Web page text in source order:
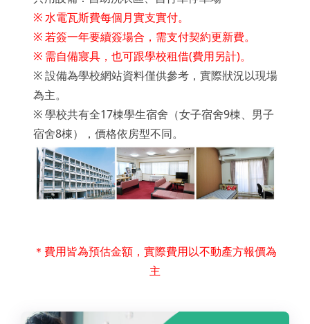
※ 水電瓦斯費每個月實支實付。
※ 若簽一年要續簽場合，需支付契約更新費。
※ 需自備寢具，也可跟學校租借(費用另計)。
※ 設備為學校網站資料僅供參考，實際狀況以現場
為主。
※學校共有全17棟學生宿舍（女子宿舍9棟、男子
宿舍8棟）， 價格依房型不同。
＊費用皆為預估金額，實際費用以不動產方報價為
主